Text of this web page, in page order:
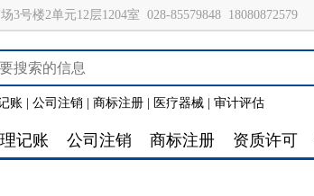
3号楼2单元12层1204室 028-85579848 18080872579
账 公司注销 商标注册 医疗器械 审计评估
记账 公司注销 商标注册 资质许可